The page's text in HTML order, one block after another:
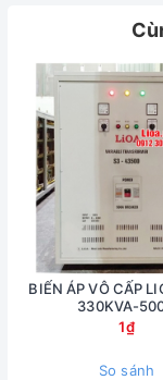
BIẾN ÁP VÔ CẤP
330KVA-
1₫
So sánh